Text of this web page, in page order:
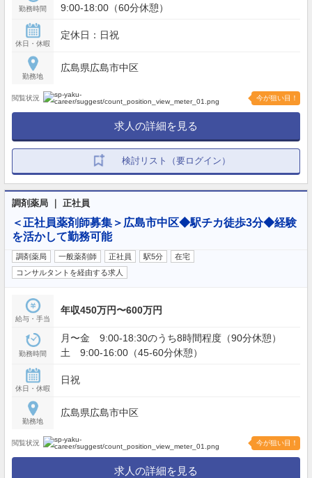
勤務時間
9:00-18:00（60分休憩）
休日・休暇
定休日：日祝
勤務地
広島県広島市中区
閲覧状況 今が狙い目！
求人の詳細を見る
検討リスト（要ログイン）
調剤薬局 ｜ 正社員
＜正社員薬剤師募集＞広島市中区◆駅チカ徒歩3分◆経験
を活かして勤務可能
調剤薬局 一般薬剤師 正社員 駅5分
在宅
コンサルタントを経由する求人
給与・手当
年収450万円〜600万円
勤務時間
月〜金 9:00-18:30のうち8時間程度（90分休憩）
土 9:00-16:00（45-60分休憩）
休日・休暇
日祝
勤務地
広島県広島市中区
閲覧状況 今が狙い目！
求人の詳細を見る